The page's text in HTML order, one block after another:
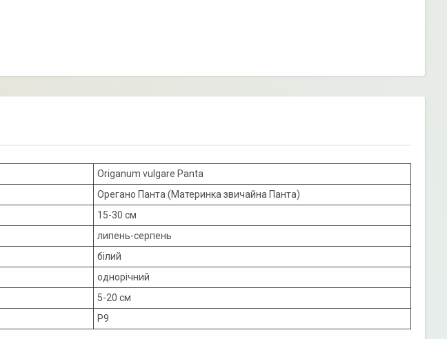
Origanum vulgare Panta
Орегано Панта (Материнка звичайна Панта)
15-30 см
липень-серпень
білий
однорічний
5-20 см
P9